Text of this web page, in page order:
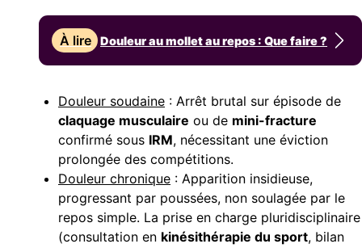
À lire Douleur au mollet au repos : Que faire ?
Douleur soudaine : Arrêt brutal sur épisode de
claquage musculaire ou de mini-fracture
confirmé sous IRM, nécessitant une éviction
prolongée des compétitions.
Douleur chronique : Apparition insidieuse,
progressant par poussées, non soulagée par le
repos simple. La prise en charge pluridisciplinaire
(consultation en kinésithérapie du sport, bilan